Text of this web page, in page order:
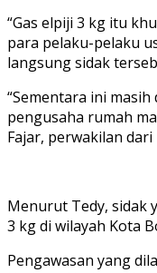
“Gas elpiji 3 kg itu
para pelaku-pelaku
langsung sidak
“Sementara ini
pengusaha rumah
Fajar, perwakilan
Menurut Tedy, sidak
3 kg di wilayah Kota
Pengawasan yang